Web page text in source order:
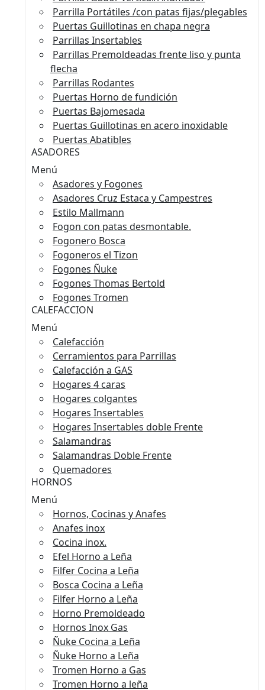
Parrilla Portátiles /con patas fijas/plegables
Puertas Guillotinas en chapa negra
Parrillas Insertables
Parrillas Premoldeadas frente liso y punta
flecha
Parrillas Rodantes
Puertas Horno de fundición
Puertas Bajomesada
Puertas Guillotinas en acero inoxidable
Puertas Abatibles
ASADORES
Menú
Asadores y Fogones
Asadores Cruz Estaca y Campestres
Estilo Mallmann
Fogon con patas desmontable.
Fogonero Bosca
Fogoneros el Tizon
Fogones Ñuke
Fogones Thomas Bertold
Fogones Tromen
CALEFACCION
Menú
Calefacción
Cerramientos para Parrillas
Calefacción a GAS
Hogares 4 caras
Hogares colgantes
Hogares Insertables
Hogares Insertables doble Frente
Salamandras
Salamandras Doble Frente
Quemadores
HORNOS
Menú
Hornos, Cocinas y Anafes
Anafes inox
Cocina inox.
Efel Horno a Leña
Filfer Cocina a Leña
Bosca Cocina a Leña
Filfer Horno a Leña
Horno Premoldeado
Hornos Inox Gas
Ñuke Cocina a Leña
Ñuke Horno a Leña
Tromen Horno a Gas
Tromen Horno a leña